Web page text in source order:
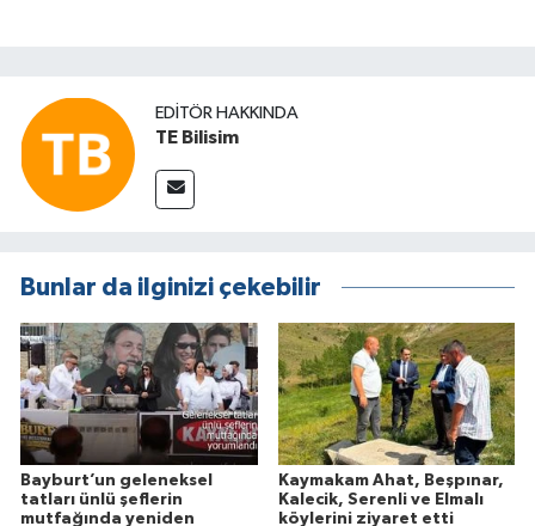
EDITÖR HAKKINDA
TE Bilisim
Bunlar da ilginizi çekebilir
Bayburt’un geleneksel
tatları ünlü şeflerin
mutfağında yeniden
Kaymakam Ahat, Beşpınar,
Kalecik, Serenli ve Elmalı
köylerini ziyaret etti